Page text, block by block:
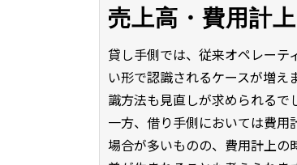
売上高・費用計
貸し手側では、従来オペレーテ
い形で認識されるケースが増
識方法も見直しが求められるで
一方、借り手側においては費
場合が多いものの、費用計上の